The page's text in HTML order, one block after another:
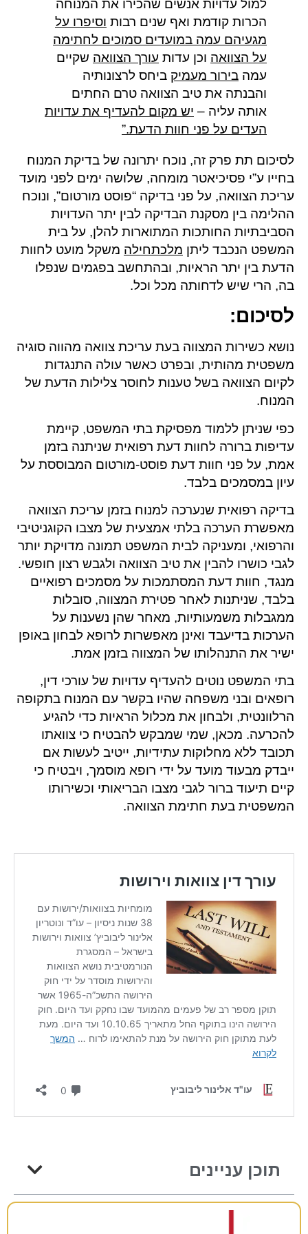
למול עדויות אנשים שהכירו את המנוחה
הכרות קודמת ואף שנים רבות וסיפרו על
מגעיהם עמה במועדים סמוכים לחתימה
על הצוואה וכן עדות עורך הצוואה שקיים
עמה בירור מעמיק ביחס לרצונותיה
והבנתה את טיב הצוואה טרם החתים
אותה עליה – יש מקום להעדיף את עדויות
העדים על פני חוות הדעת.”
לסיכום תת פרק זה, נוכח יתרונה של בדיקת המנוח
בחייו ע”י פסיכיאטר מומחה, שלושה ימים לפני מועד
עריכת הצוואה, על פני בדיקה “פוסט מורטום”, ונוכח
ההלימה בין מסקנת הבדיקה לבין יתר העדויות
הסביבתיות החותכות המתוארות להלן, על בית
המשפט הנכבד ליתן מלכתחילה משקל מועט לחוות
הדעת בין יתר הראיות, ובהתחשב בפגמים שנפלו
בה, הרי שיש לדחותה מכל וכל.
לסיכום:
נושא כשירות המצווה בעת עריכת צוואה מהווה סוגיה
משפטית מהותית, ובפרט כאשר עולה התנגדות
לקיום הצוואה בשל טענות לחוסר צלילות הדעת של
המנוח.
כפי שניתן ללמוד מפסיקת בתי המשפט, קיימת
עדיפות ברורה לחוות דעת רפואית שניתנה בזמן
אמת, על פני חוות דעת פוסט-מורטום המבוססת על
עיון במסמכים בלבד.
בדיקה רפואית שנערכה למנוח בזמן עריכת הצוואה
מאפשרת הערכה בלתי אמצעית של מצבו הקוגניטיבי
והרפואי, ומעניקה לבית המשפט תמונה מדויקת יותר
לגבי כושרו להבין את טיב הצוואה ולגבש רצון חופשי.
מנגד, חוות דעת המסתמכות על מסמכים רפואיים
בלבד, שניתנות לאחר פטירת המצווה, סובלות
ממגבלות משמעותיות, מאחר שהן נשענות על
הערכות בדיעבד ואינן מאפשרות לרופא לבחון באופן
ישיר את התנהלותו של המצווה בזמן אמת.
בתי המשפט נוטים להעדיף עדויות של עורכי דין,
רופאים ובני משפחה שהיו בקשר עם המנוח בתקופה
הרלוונטית, ולבחון את מכלול הראיות כדי להגיע
להכרעה. מכאן, שמי שמבקש להבטיח כי צוואתו
תכובד ללא מחלוקות עתידיות, ייטיב לעשות אם
ייבדק מבעוד מועד על ידי רופא מוסמך, ויבטיח כי
קיים תיעוד ברור לגבי מצבו הבריאותי וכשירותו
המשפטית בעת חתימת הצוואה.
תוכן עניינים